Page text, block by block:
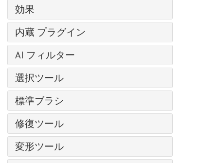
シャドウに関する効果
シャープ効果、二階調効果
様式化に関する効果
ディスト―ション
ぼかし効果
Points プラグイン
Enhancer プラグイン
Neon プラグイン
NatureArt プラグイン
LightShop プラグイン
HDRFactory プラグイン
効果
芸術的効果
— コミック
— ハーフトーン パターン
— リノカット効果
— ペン & インク
— 鉛筆画
— 写真複写
— ステンシル
— 粗いエッジ(縁）
ぼかし効果
内蔵 プラグイン
AirBrush
Enhancer
HDRFactory
LightShop
MakeUp
NatureArt
Neon
Noise Buster
AI フィルター
イメージを拡大
JPEG アーティファクト除去
モーション デブラー
ノイズ除去
選択ツール
基本選択ツール
自動選択ツール
クイック選択ツール
被写体の選択 AI
主被写体を選択 AI
標準ブラシ
カラーブラシ
色鉛筆
スプレーツール
修復ツール
調整ブラシ
スポットリムーバー
変形ツール